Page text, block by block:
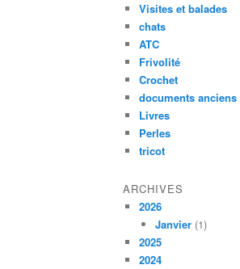
Visites et balades
chats
ATC
Frivolité
Crochet
documents anciens
Livres
Perles
tricot
ARCHIVES
2026
Janvier (1)
2025
2024